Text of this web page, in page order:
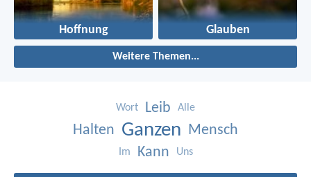
Hoffnung Glauben
Weitere Themen...
Wort Leib Alle
Halten Ganzen Mensch
Im Kann Uns